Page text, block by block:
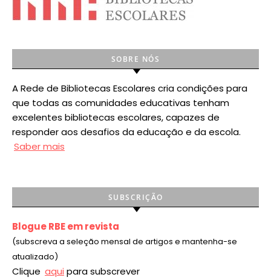
SOBRE NÓS
A Rede de Bibliotecas Escolares cria condições para
que todas as comunidades educativas tenham
excelentes bibliotecas escolares, capazes de
responder aos desafios da educação e da escola.
Saber mais
SUBSCRIÇÃO
Blogue RBE em revista
(subscreva a seleção mensal de artigos e mantenha-se
atualizado)
Clique aqui para subscrever